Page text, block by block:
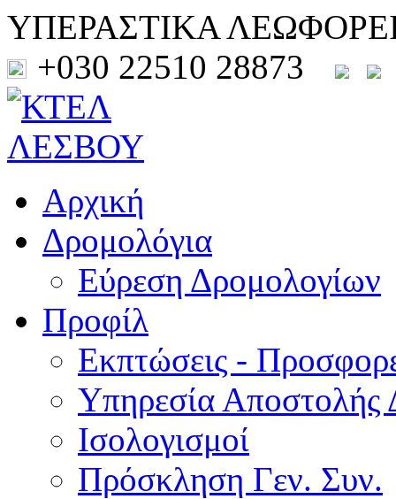
ΥΠΕΡΑΣΤΙΚΑ
+030 22510 28873
Αρχική
Δρομολόγια
Εύρεση Δρομολογίων
Προφίλ
Εκπτώσεις -
Υπηρεσία Αποστολής
Ισολογισμοί
Πρόσκληση Γεν. Συν.